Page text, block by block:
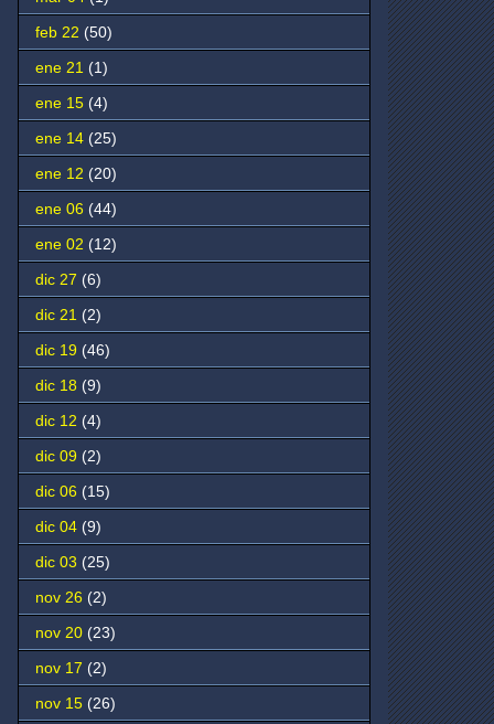
feb 22 (50)
ene 21 (1)
ene 15 (4)
ene 14 (25)
ene 12 (20)
ene 06 (44)
ene 02 (12)
dic 27 (6)
dic 21 (2)
dic 19 (46)
dic 18 (9)
dic 12 (4)
dic 09 (2)
dic 06 (15)
dic 04 (9)
dic 03 (25)
nov 26 (2)
nov 20 (23)
nov 17 (2)
nov 15 (26)